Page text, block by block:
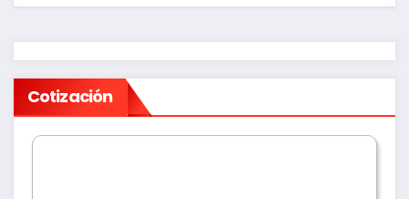
Cotización